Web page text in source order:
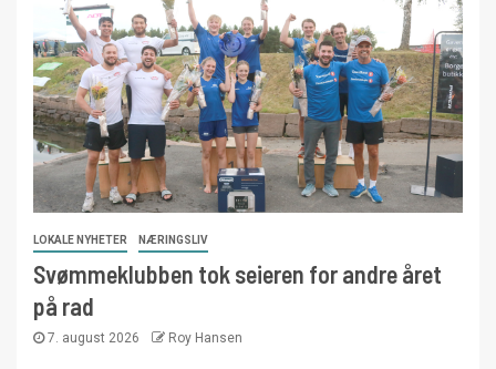
LOKALE NYHETER NÆRINGSLIV
Svømmeklubben tok seieren for andre året
på rad
7. august 2026 Roy Hansen